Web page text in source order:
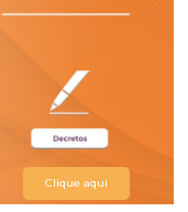
Clique aqui